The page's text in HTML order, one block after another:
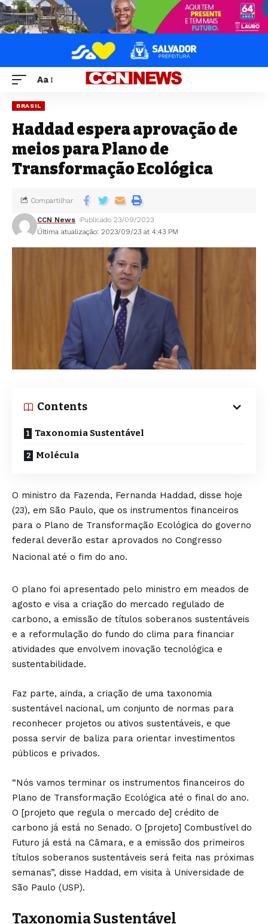
Aa
BRASIL
Haddad espera aprovação de
meios para Plano de
Transformação Ecológica
Última atualização: 2023/09/23 at 4:43 PM
CCN News Publicado 23/09/2023
Compartilhar
Contents
Taxonomia Sustentável
Molécula
O ministro da Fazenda, Fernanda Haddad, disse hoje
(23), em São Paulo, que os instrumentos financeiros
para o Plano de Transformação Ecológica do governo
federal deverão estar aprovados no Congresso
Nacional até o fim do ano.
O plano foi apresentado pelo ministro em meados de
agosto e visa a criação do mercado regulado de
carbono, a emissão de títulos soberanos sustentáveis
e a reformulação do fundo do clima para financiar
atividades que envolvem inovação tecnológica e
sustentabilidade.
Faz parte, ainda, a criação de uma taxonomia
sustentável nacional, um conjunto de normas para
reconhecer projetos ou ativos sustentáveis, e que
possa servir de baliza para orientar investimentos
públicos e privados.
“Nós vamos terminar os instrumentos financeiros do
Plano de Transformação Ecológica até o final do ano.
O [projeto que regula o mercado de] crédito de
carbono já está no Senado. O [projeto] Combustível do
Futuro já está na Câmara, e a emissão dos primeiros
títulos soberanos sustentáveis será feita nas próximas
semanas”, disse Haddad, em visita à Universidade de
São Paulo (USP).
Taxonomia Sustentável